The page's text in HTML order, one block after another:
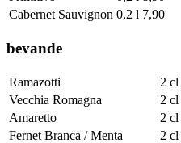
Cabernet Sauvignon 0,2 l 7,90
bevande
Ramazotti 2 cl
Vecchia Romagna
2 cl
Amaretto
2 cl
Fernet Branca / Menta
2 cl